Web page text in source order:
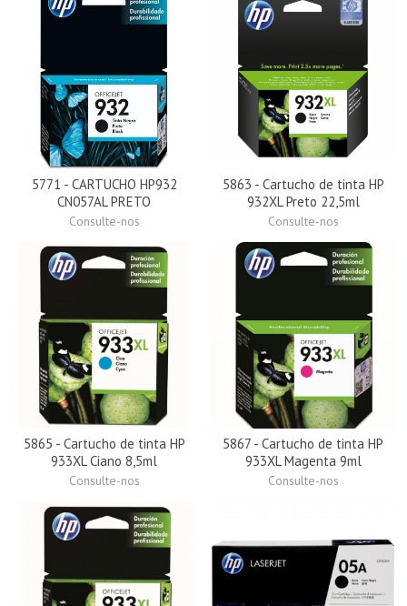
5771 - CARTUCHO HP932
CN057AL PRETO
Consulte-nos
5863 - Cartucho de tinta HP
932XL Preto 22,5ml
Consulte-nos
5865 - Cartucho de tinta HP
933XL Ciano 8,5ml
Consulte-nos
5867 - Cartucho de tinta HP
933XL Magenta 9ml
Consulte-nos